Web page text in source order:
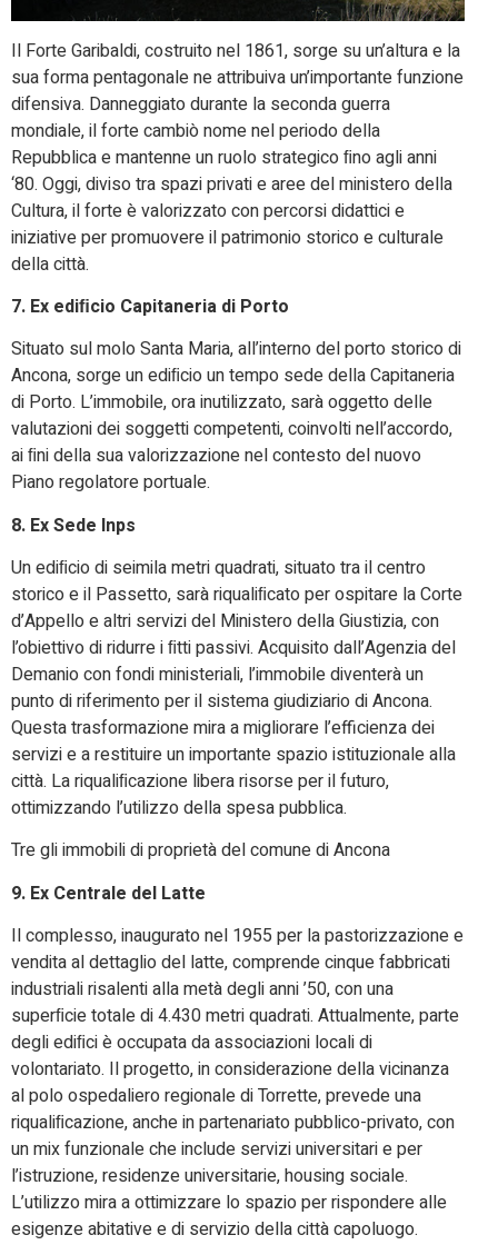
Il Forte Garibaldi, costruito nel 1861, sorge su un’altura e la
sua forma pentagonale ne attribuiva un’importante funzione
difensiva. Danneggiato durante la seconda guerra
mondiale, il forte cambiò nome nel periodo della
Repubblica e mantenne un ruolo strategico ﬁno agli anni
‘80. Oggi, diviso tra spazi privati e aree del ministero della
Cultura, il forte è valorizzato con percorsi didattici e
iniziative per promuovere il patrimonio storico e culturale
della città.
7. Ex ediﬁcio Capitaneria di Porto
Situato sul molo Santa Maria, all’interno del porto storico di
Ancona, sorge un ediﬁcio un tempo sede della Capitaneria
di Porto. L’immobile, ora inutilizzato, sarà oggetto delle
valutazioni dei soggetti competenti, coinvolti nell’accordo,
ai ﬁni della sua valorizzazione nel contesto del nuovo
Piano regolatore portuale.
8. Ex Sede Inps
Un ediﬁcio di seimila metri quadrati, situato tra il centro
storico e il Passetto, sarà riqualiﬁcato per ospitare la Corte
d’Appello e altri servizi del Ministero della Giustizia, con
l’obiettivo di ridurre i ﬁtti passivi. Acquisito dall’Agenzia del
Demanio con fondi ministeriali, l’immobile diventerà un
punto di riferimento per il sistema giudiziario di Ancona.
Questa trasformazione mira a migliorare l’efficienza dei
servizi e a restituire un importante spazio istituzionale alla
città. La riqualiﬁcazione libera risorse per il futuro,
ottimizzando l’utilizzo della spesa pubblica.
Tre gli immobili di proprietà del comune di Ancona
9. Ex Centrale del Latte
Il complesso, inaugurato nel 1955 per la pastorizzazione e
vendita al dettaglio del latte, comprende cinque fabbricati
industriali risalenti alla metà degli anni ’50, con una
superﬁcie totale di 4.430 metri quadrati. Attualmente, parte
degli ediﬁci è occupata da associazioni locali di
volontariato. Il progetto, in considerazione della vicinanza
al polo ospedaliero regionale di Torrette, prevede una
riqualiﬁcazione, anche in partenariato pubblico-privato, con
un mix funzionale che include servizi universitari e per
l’istruzione, residenze universitarie, housing sociale.
L’utilizzo mira a ottimizzare lo spazio per rispondere alle
esigenze abitative e di servizio della città capoluogo.